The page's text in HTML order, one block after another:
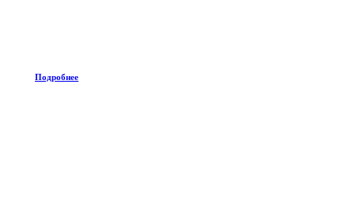
Подробнее